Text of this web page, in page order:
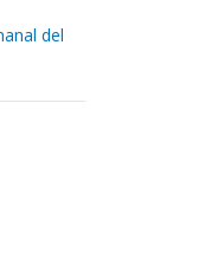
del